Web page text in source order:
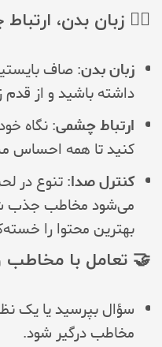
🧍‍♂️ زبان بدن،
زبان بدن: صاف
داشته باشید و از
ارتباط چشمی: نگاه
کنید تا همه احساس
کنترل صدا: تنوع در
می‌شود مخاطب جذب
بهترین محتوا را
🤝 تعامل با
سؤال بپرسید یا یک
مخاطب درگیر شود.